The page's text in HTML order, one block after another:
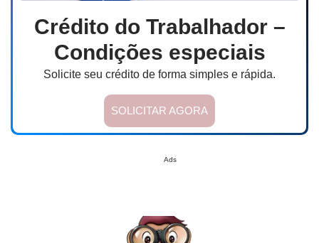
Crédito do Trabalhador –
Condições especiais
Solicite seu crédito de forma simples e rápida.
SOLICITAR AGORA
Ads